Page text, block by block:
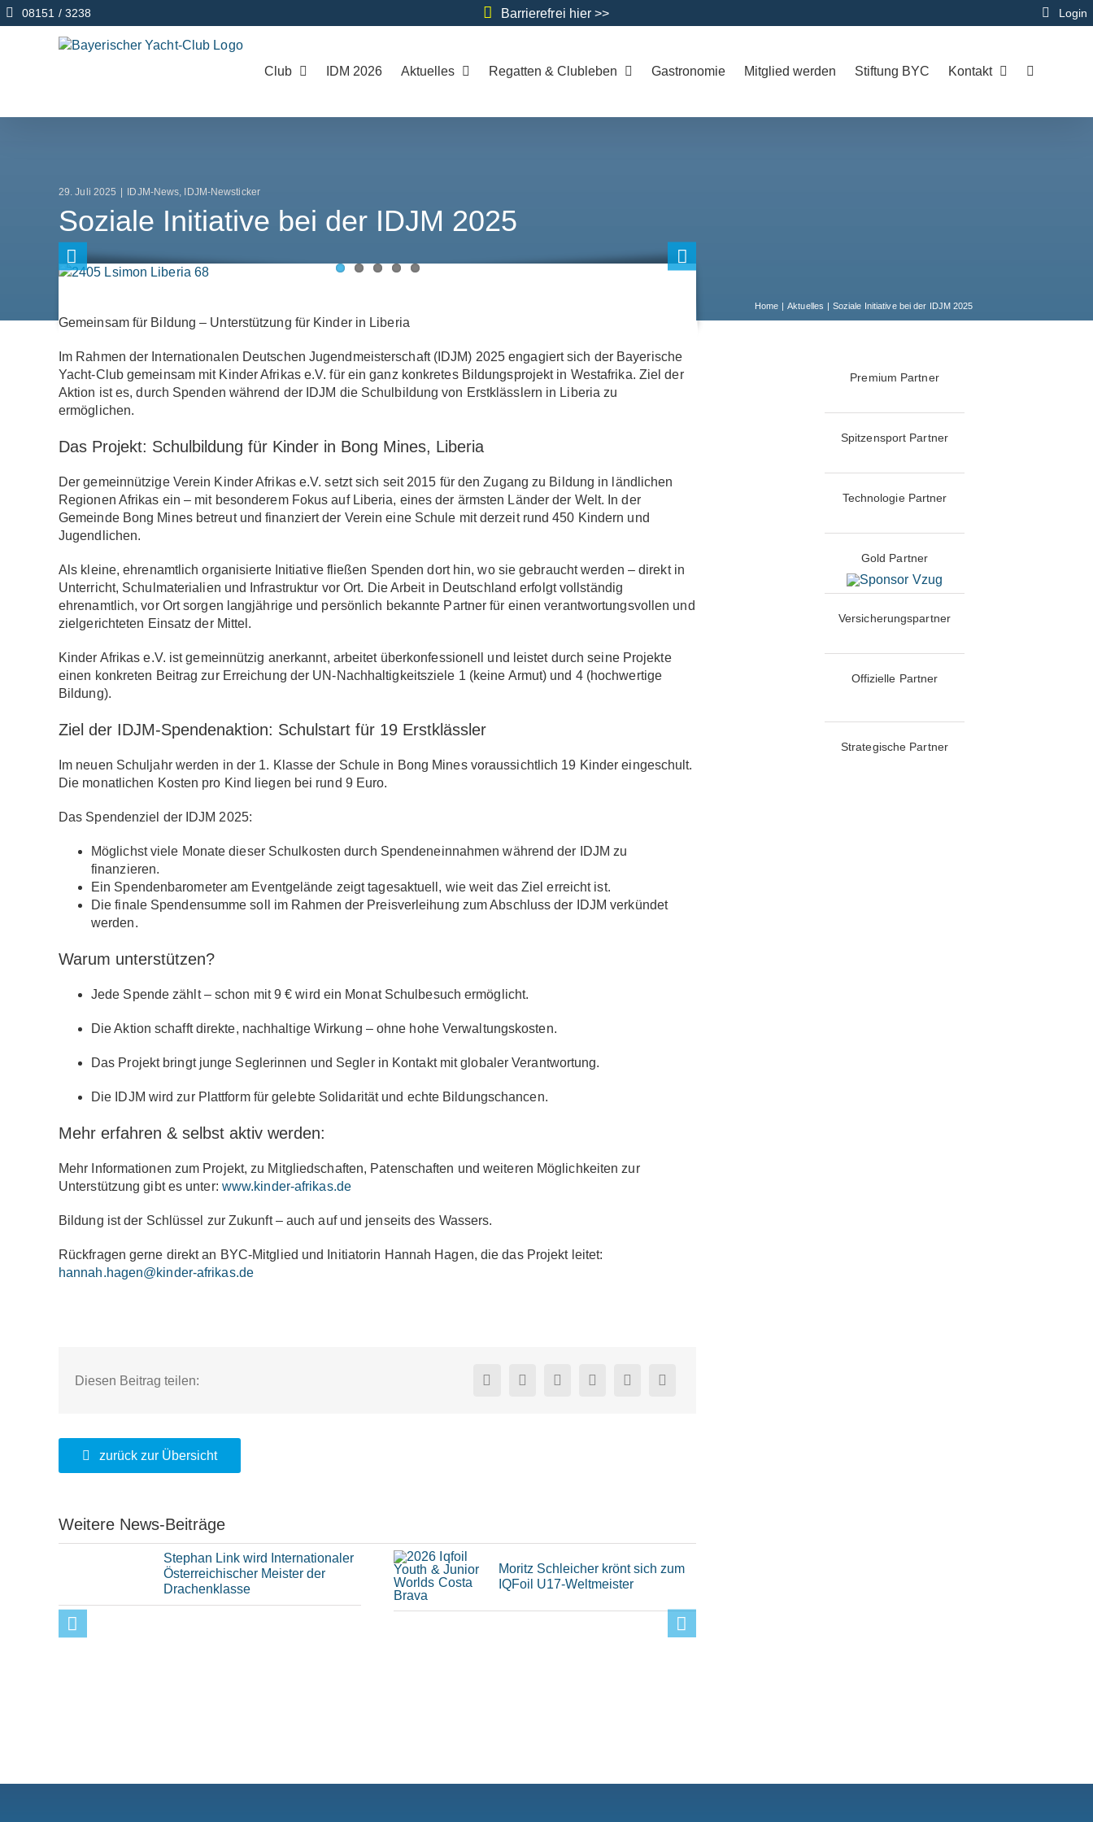
Zum
Inhalt
08151 / 3238 Barrierefrei hier >> Login
Club IDM 2026 Aktuelles Regatten & Clubleben Gastronomie Mitglied werden Stiftung BYC Kontakt
29. Juli 2025 IDJM-News, IDJM-Newsticker
Soziale Initiative bei der IDJM 2025
Home Aktuelles Soziale Initiative bei der IDJM 2025
Gemeinsam für Bildung – Unterstützung für Kinder in Liberia
Im Rahmen der Internationalen Deutschen Jugendmeisterschaft (IDJM) 2025 engagiert sich der Bayerische
Yacht-Club gemeinsam mit Kinder Afrikas e.V. für ein ganz konkretes Bildungsprojekt in Westafrika. Ziel der
Aktion ist es, durch Spenden während der IDJM die Schulbildung von Erstklässlern in Liberia zu
ermöglichen.
Das Projekt: Schulbildung für Kinder in Bong Mines, Liberia
Der gemeinnützige Verein Kinder Afrikas e.V. setzt sich seit 2015 für den Zugang zu Bildung in ländlichen
Regionen Afrikas ein – mit besonderem Fokus auf Liberia, eines der ärmsten Länder der Welt. In der
Gemeinde Bong Minesbetreut und finanziert der Verein eine Schule mit derzeit rund450 Kindern und
Jugendlichen.
Als kleine, ehrenamtlich organisierte Initiativefließen Spenden dort hin, wo sie gebraucht werden – direkt in
Unterricht, Schulmaterialien und Infrastruktur vor Ort. Die Arbeit in Deutschland erfolgt vollständig
ehrenamtlich, vor Ort sorgen langjährige und persönlich bekannte Partner für einen verantwortungsvollen und
zielgerichteten Einsatz der Mittel.
Kinder Afrikas e.V. ist gemeinnützig anerkannt, arbeitet überkonfessionell und leistet durch seine Projekte
einen konkreten Beitrag zur Erreichung der UN-Nachhaltigkeitsziele 1 (keine Armut) und 4 (hochwertige
Bildung).
Ziel der IDJM-Spendenaktion: Schulstart für 19 Erstklässler
Im neuen Schuljahr werden in der 1. Klasse der Schule in Bong Minesvoraussichtlich 19 Kinder eingeschult.
Die monatlichen Kosten pro Kind liegen bei rund 9 Euro.
Das Spendenziel der IDJM 2025:
Möglichst viele Monate dieser Schulkosten durch Spendeneinnahmen während der IDJM zu
finanzieren.
Ein Spendenbarometeram Eventgelände zeigt tagesaktuell, wie weit das Ziel erreicht ist.
Die finale Spendensumme soll im Rahmen der Preisverleihung zum Abschluss der IDJM verkündet
werden.
Warum unterstützen?
Jede Spende zählt – schon mit 9 € wird ein Monat Schulbesuch ermöglicht.
Die Aktion schafft direkte, nachhaltige Wirkung – ohne hohe Verwaltungskosten.
Das Projekt bringt junge Seglerinnen und Segler in Kontakt mit globaler Verantwortung.
Die IDJM wird zur Plattform für gelebte Solidarität und echte Bildungschancen.
Mehr erfahren & selbst aktiv werden:
Mehr Informationen zum Projekt, zu Mitgliedschaften, Patenschaften und weiteren Möglichkeiten zur
Unterstützung gibt es unter: www.kinder-afrikas.de
Bildung ist der Schlüssel zur Zukunft – auch auf und jenseits des Wassers.
Rückfragen gerne direkt an BYC-Mitglied und Initiatorin Hannah Hagen, die das Projekt leitet:
hannah.hagen@kinder-afrikas.de
Diesen Beitrag teilen:
zurück zur Übersicht
Weitere News-Beiträge
Stephan Link wird Internationaler
Österreichischer Meister der
Drachenklasse
Moritz Schleicher krönt sich zum
IQFoil U17-Weltmeister
Premium Partner
Spitzensport Partner
Technologie Partner
Gold Partner
Versicherungspartner
Offizielle Partner
Strategische Partner